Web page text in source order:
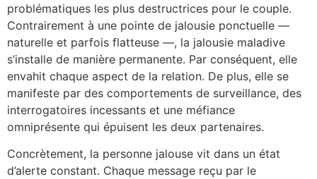
problématiques les plus destructrices pour le couple.
Contrairement à une pointe de jalousie ponctuelle —
naturelle et parfois flatteuse —, la jalousie maladive
s’installe de manière permanente. Par conséquent, elle
envahit chaque aspect de la relation. De plus, elle se
manifeste par des comportements de surveillance, des
interrogatoires incessants et une méfiance
omniprésente qui épuisent les deux partenaires.
Concrètement, la personne jalouse vit dans un état
d’alerte constant. Chaque message reçu par le